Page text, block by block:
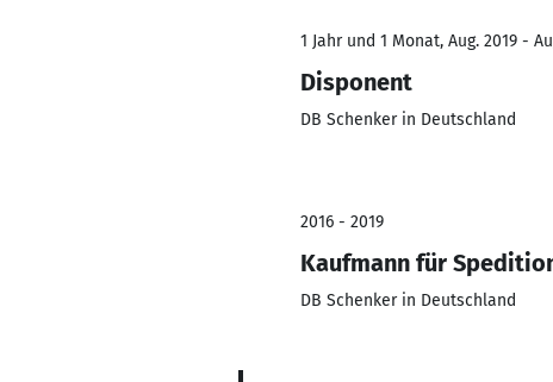
1 Jahr und 1 Monat, Aug. 2019 -
Disponent
DB Schenker in Deutschland
2016 - 2019
Kaufmann für
DB Schenker in Deutschland